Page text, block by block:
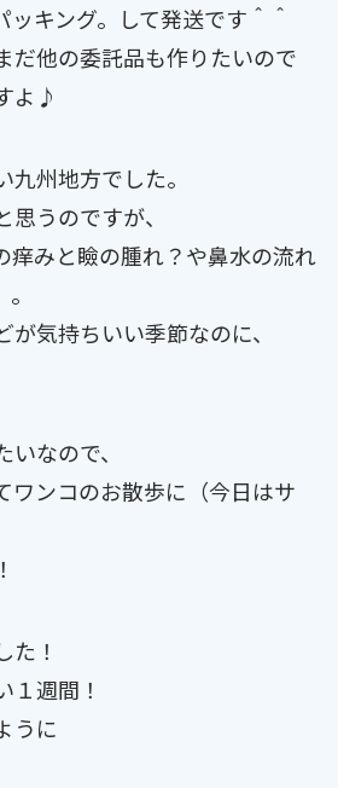
キング。して発送です＾＾
だ他の委託品も作りたいので
よ♪
州地方でした。
うのですが、
痒みと瞼の腫れ？や鼻水の流れ
気持ちいい季節なのに、
なので、
ワンコのお散歩に（今日はサ
た！
１週間！
うに